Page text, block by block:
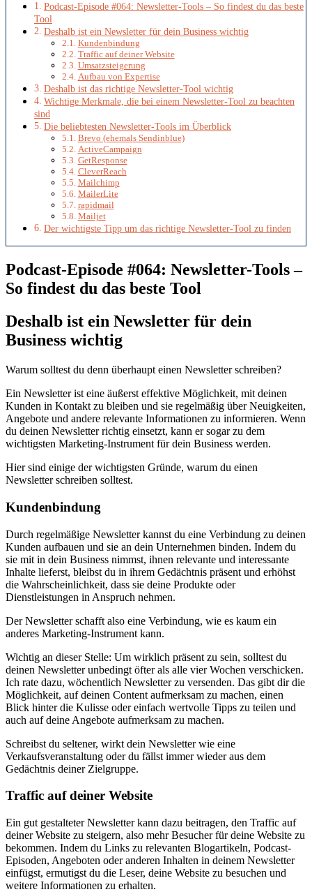
Podcast-Episode #064: Newsletter-Tools – So findest du das beste
Tool
Deshalb ist ein Newsletter für dein Business wichtig
Kundenbindung
Traffic auf deiner Website
Umsatzsteigerung
Aufbau von Expertise
Deshalb ist das richtige Newsletter-Tool wichtig
Wichtige Merkmale, die bei einem Newsletter-Tool zu beachten
sind
Die beliebtesten Newsletter-Tools im Überblick
Brevo (ehemals Sendinblue)
ActiveCampaign
GetResponse
CleverReach
Mailchimp
MailerLite
rapidmail
Mailjet
Der wichtigste Tipp um das richtige Newsletter-Tool zu finden
Podcast-Episode #064: Newsletter-Tools –
So findest du das beste Tool
Deshalb ist ein Newsletter für dein
Business wichtig
Warum solltest du denn überhaupt einen Newsletter schreiben?
Ein Newsletter ist eine äußerst effektive Möglichkeit, mit deinen
Kunden in Kontakt zu bleiben und sie regelmäßig über Neuigkeiten,
Angebote und andere relevante Informationen zu informieren. Wenn
du deinen Newsletter richtig einsetzt, kann er sogar zu dem
wichtigsten Marketing-Instrument für dein Business werden.
Hier sind einige der wichtigsten Gründe, warum du einen
Newsletter schreiben solltest.
Kundenbindung
Durch regelmäßige Newsletter kannst du eine Verbindung zu deinen
Kunden aufbauen und sie an dein Unternehmen binden. Indem du
sie mit in dein Business nimmst, ihnen relevante und interessante
Inhalte lieferst, bleibst du in ihrem Gedächtnis präsent und erhöhst
die Wahrscheinlichkeit, dass sie deine Produkte oder
Dienstleistungen in Anspruch nehmen.
Der Newsletter schafft also eine Verbindung, wie es kaum ein
anderes Marketing-Instrument kann.
Wichtig an dieser Stelle: Um wirklich präsent zu sein, solltest du
deinen Newsletter unbedingt öfter als alle vier Wochen verschicken.
Ich rate dazu, wöchentlich Newsletter zu versenden. Das gibt dir die
Möglichkeit, auf deinen Content aufmerksam zu machen, einen
Blick hinter die Kulisse oder einfach wertvolle Tipps zu teilen und
auch auf deine Angebote aufmerksam zu machen.
Schreibst du seltener, wirkt dein Newsletter wie eine
Verkaufsveranstaltung oder du fällst immer wieder aus dem
Gedächtnis deiner Zielgruppe.
Traffic auf deiner Website
Ein gut gestalteter Newsletter kann dazu beitragen, den Traffic auf
deiner Website zu steigern, also mehr Besucher für deine Website zu
bekommen. Indem du Links zu relevanten Blogartikeln, Podcast-
Episoden, Angeboten oder anderen Inhalten in deinem Newsletter
einfügst, ermutigst du die Leser, deine Website zu besuchen und
weitere Informationen zu erhalten.